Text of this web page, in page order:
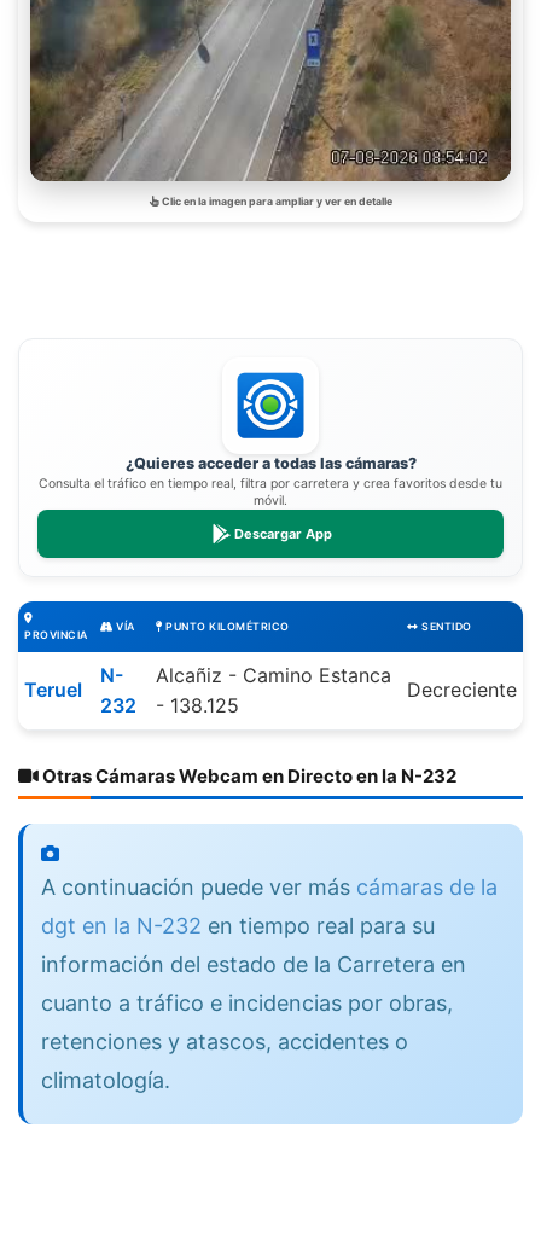
Clic en la imagen para ampliar y ver en detalle
¿Quieres acceder a todas las cámaras?
Consulta el tráfico en tiempo real, filtra por carretera y crea favoritos desde tu
móvil.
Descargar App
PROVINCIA
VÍA PUNTO KILOMÉTRICO SENTIDO
Teruel
N-
232
Alcañiz - Camino Estanca
- 138.125
Decreciente
Otras Cámaras Webcam en Directo en la N-232
A continuación puede ver más cámaras de la
dgt en la N-232 en tiempo real para su
información del estado de la Carretera en
cuanto a tráfico e incidencias por obras,
retenciones y atascos, accidentes o
climatología.